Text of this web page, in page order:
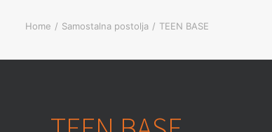
Home Samostalna postolja TEEN BASE